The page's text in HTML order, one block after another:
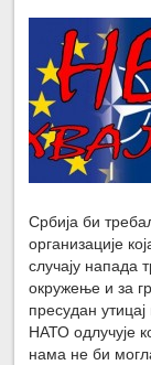
Србија би
организације
случају напада
окружење и за
пресудан
НАТО одлучује
нама не би